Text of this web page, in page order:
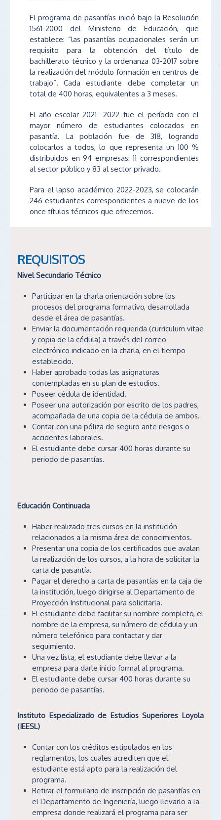
El programa de pasantías inició bajo la Resolución
1561-2000 del Ministerio de Educación, que
establece: “las pasantías ocupacionales serán un
requisito para la obtención del título de
bachillerato técnico y la ordenanza 03-2017 sobre
la realización del módulo formación en centros de
trabajo”. Cada estudiante debe completar un
total de 400 horas, equivalentes a 3 meses.
El año escolar 2021- 2022 fue el período con el
mayor número de estudiantes colocados en
pasantía. La población fue de 318, logrando
colocarlos a todos, lo que representa un 100 %
distribuidos en 94 empresas: 11 correspondientes
al sector público y 83 al sector privado.
Para el lapso académico 2022-2023, se colocarán
246 estudiantes correspondientes a nueve de los
once títulos técnicos que ofrecemos.
REQUISITOS
Nivel Secundario Técnico
Participar en la charla orientación sobre los
procesos del programa formativo, desarrollada
desde el área de pasantías.
Enviar la documentación requerida (curriculum vitae
y copia de la cédula) a través del correo
electrónico indicado en la charla, en el tiempo
establecido.
Haber aprobado todas las asignaturas
contempladas en su plan de estudios.
Poseer cédula de identidad.
Poseer una autorización por escrito de los padres,
acompañada de una copia de la cédula de ambos.
Contar con una póliza de seguro ante riesgos o
accidentes laborales.
El estudiante debe cursar 400 horas durante su
periodo de pasantías.
Educación Continuada
Haber realizado tres cursos en la institución
relacionados a la misma área de conocimientos.
Presentar una copia de los certificados que avalan
la realización de los cursos, a la hora de solicitar la
carta de pasantía.
Pagar el derecho a carta de pasantías en la caja de
la institución, luego dirigirse al Departamento de
Proyección Institucional para solicitarla.
El estudiante debe facilitar su nombre completo, el
nombre de la empresa, su número de cédula y un
número telefónico para contactar y dar
seguimiento.
Una vez lista, el estudiante debe llevar a la
empresa para darle inicio formal al programa.
El estudiante debe cursar 400 horas durante su
periodo de pasantías.
Instituto Especializado de Estudios Superiores Loyola
(IEESL)
Contar con los créditos estipulados en los
reglamentos, los cuales acrediten que el
estudiante está apto para la realización del
programa.
Retirar el formulario de inscripción de pasantías en
el Departamento de Ingeniería, luego llevarlo a la
empresa donde realizará el programa para ser